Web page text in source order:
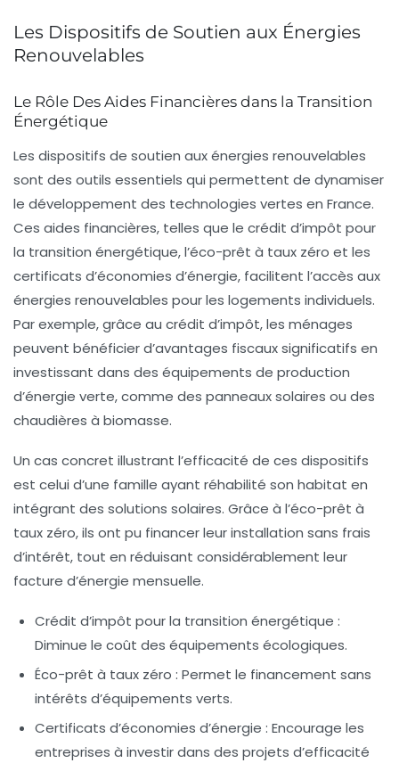
Les Dispositifs de Soutien aux Énergies
Renouvelables
Le Rôle Des Aides Financières dans la Transition
Énergétique
Les dispositifs de soutien aux énergies renouvelables
sont des outils essentiels qui permettent de dynamiser
le développement des technologies vertes en France.
Ces aides financières, telles que le crédit d’impôt pour
la transition énergétique, l’éco-prêt à taux zéro et les
certificats d’économies d’énergie, facilitent l’accès aux
énergies renouvelables pour les logements individuels.
Par exemple, grâce au crédit d’impôt, les ménages
peuvent bénéficier d’avantages fiscaux significatifs en
investissant dans des équipements de production
d’énergie verte, comme des panneaux solaires ou des
chaudières à biomasse.
Un cas concret illustrant l’efficacité de ces dispositifs
est celui d’une famille ayant réhabilité son habitat en
intégrant des solutions solaires. Grâce à l’éco-prêt à
taux zéro, ils ont pu financer leur installation sans frais
d’intérêt, tout en réduisant considérablement leur
facture d’énergie mensuelle.
Crédit d’impôt pour la transition énergétique :
Diminue le coût des équipements écologiques.
Éco-prêt à taux zéro : Permet le financement sans
intérêts d’équipements verts.
Certificats d’économies d’énergie : Encourage les
entreprises à investir dans des projets d’efficacité